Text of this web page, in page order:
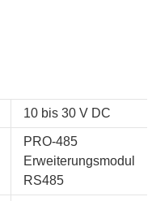
10 bis 30 V DC
PRO-485
Erweiterungsmodul
RS485